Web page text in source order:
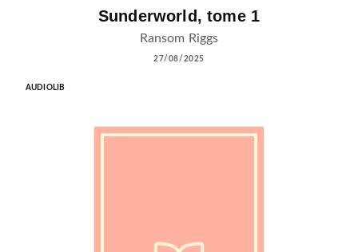
Sunderworld, tome 1
Ransom Riggs
27/08/2025
AUDIOLIB